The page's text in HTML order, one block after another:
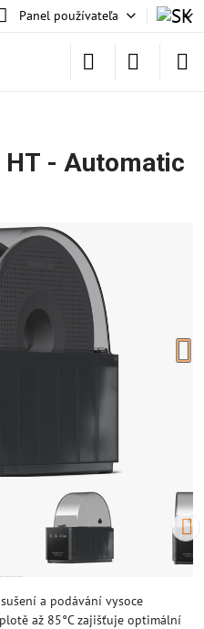
Panel používateľa
HT - Automatic
a podávání vysoce
až 85°C zajišťuje optimální